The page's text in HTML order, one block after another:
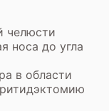
челюсти
носа до угла
в области